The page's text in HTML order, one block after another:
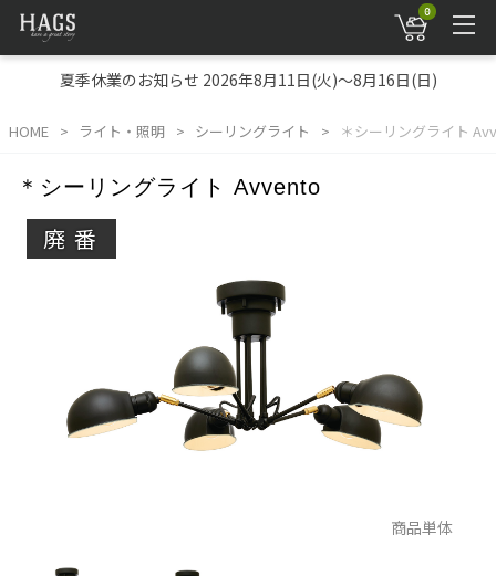
0
夏季休業のお知らせ 2026年8月11日(火)～8月16日(日)
HOME ライト・照明 シーリングライト ＊シーリングライト
＊シーリングライト Avvento
廃番
商品単体